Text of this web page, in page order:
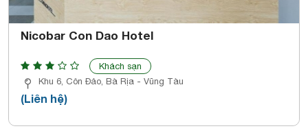
Nicobar Con Dao Hotel
Khách sạn
Khu 6, Côn Đảo, Bà Rịa - Vũng Tàu
(Liên hệ)